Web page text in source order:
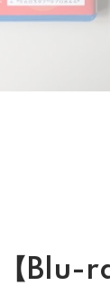
【Blu-